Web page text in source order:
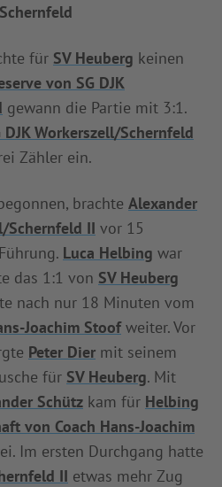
SPIELPLUS
für SV Heuberg keinen
von SG DJK
gewann die Partie mit 3:1.
DJK Workerszell/Schernfeld
Zähler ein.
brachte Alexander
Schernfeld II vor 15
Luca Helbing war
das 1:1 von SV Heuberg
nach nur 18 Minuten vom
Joachim Stoofweiter. Vor
Peter Dier mit seinem
für SV Heuberg. Mit
Schütz kam für Helbing
von Coach Hans-Joachim
Im ersten Durchgang hatte
II etwas mehr Zug